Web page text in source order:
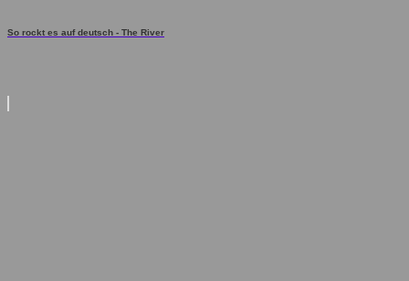
So rockt es auf deutsch - The River